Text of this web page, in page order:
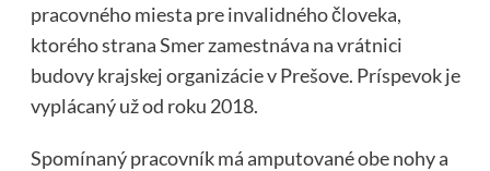
pracovného miesta pre invalidného človeka,
ktorého strana Smer zamestnáva na vrátnici
budovy krajskej organizácie v Prešove. Príspevok je
vyplácaný už od roku 2018.
Spomínaný pracovník má amputované obe nohy a